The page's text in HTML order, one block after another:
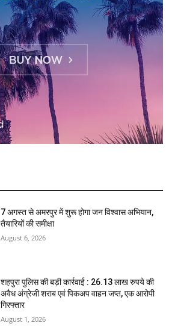
7 अगस्त से अमरपुर में शुरू होगा जन विश्वास अभियान,
तैयारियों की समीक्षा
August 6, 2026
शहपुरा पुलिस की बड़ी कार्रवाई : 26.13 लाख रुपये की
अवैध अंग्रेजी शराब एवं पिकअप वाहन जप्त, एक आरोपी
गिरफ्तार
August 1, 2026